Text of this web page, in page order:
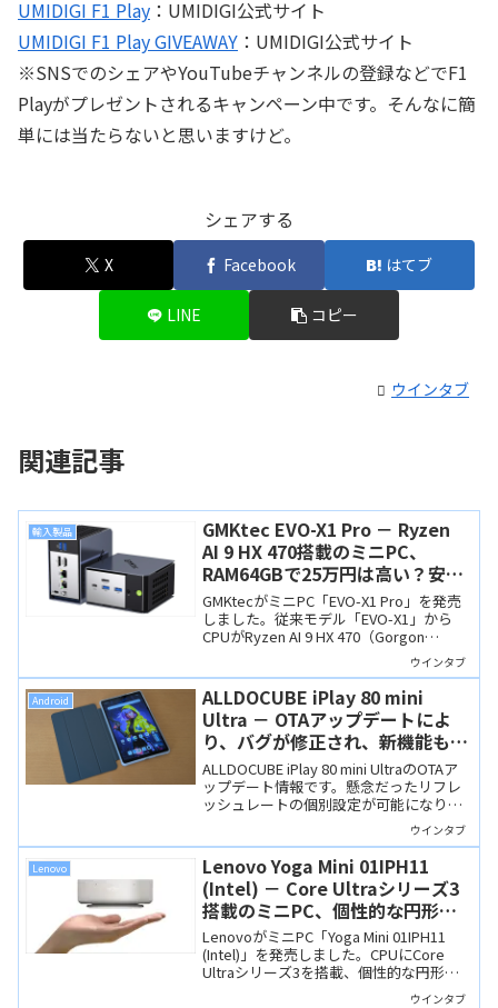
UMIDIGI F1 Play ：UMIDIGI公式サイト
UMIDIGI F1 Play GIVEAWAY ：UMIDIGI公式サイト
※SNSでのシェアやYouTubeチャンネルの登録などでF1
Playがプレゼントされるキャンペーン中です。そんなに簡
単には当たらないと思いますけど。
シェアする
X Facebook はてブ
LINE コピー
ウインタブ
関連記事
輸入製品
GMKtec EVO-X1 Pro － Ryzen
AI 9 HX 470搭載のミニPC、
RAM64GBで25万円は高い？安
い？
GMKtecがミニPC「EVO-X1 Pro」を発売
しました。従来モデル「EVO-X1」から
CPUがRyzen AI 9 HX 470（Gorgon
Point）に変更され、RAM64GB＆1TB SSD
で約25万円。昨今の価格上昇の中でこの
スペックと価格は「買い」と言えるかも
しれませんね。
ウインタブ
Android
ALLDOCUBE iPlay 80 mini
Ultra － OTAアップデートによ
り、バグが修正され、新機能も追
加
ALLDOCUBE iPlay 80 mini UltraのOTAア
ップデート情報です。懸念だったリフレ
ッシュレートの個別設定が可能になり、
いくつかのバグも修正されたとのこと。
Android 17へのアップグレードも確定し
ています。
ウインタブ
Lenovo
Lenovo Yoga Mini 01IPH11
(Intel) － Core Ultraシリーズ3
搭載のミニPC、個性的な円形筐
体も魅力
LenovoがミニPC「Yoga Mini 01IPH11
(Intel)」を発売しました。CPUにCore
Ultraシリーズ3を搭載、個性的な円形筐
体はタッチ操作にも対応するなど、先進
ウインタブ